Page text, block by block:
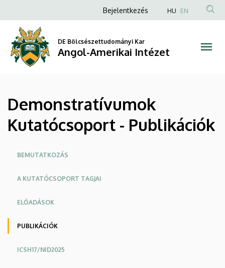
Demonstratívumok
Kutatócsoport
Publikációk
Angol-
Amerikai
Intézet
a
tartalomra
Anonim
fiók
menüje
Bejelentkezés HU EN
DE Bölcsészettudományi Kar
Angol-Amerikai Intézet
Demonstratívumok
Kutatócsoport - Publikációk
Oldalmenü
BEMUTATKOZÁS
A KUTATÓCSOPORT TAGJAI
ELŐADÁSOK
PUBLIKÁCIÓK
ICSH17/NID2025